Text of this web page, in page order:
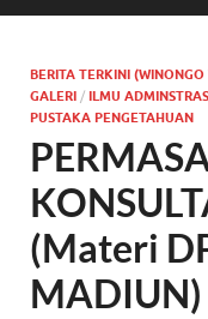
BERITA TERKINI
GALERI / ILMU
PUSTAKA PENGETAHUAN
(Materi
MADIUN)